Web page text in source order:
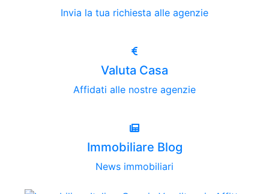
Invia la tua richiesta alle agenzie
Valuta Casa
Affidati alle nostre agenzie
Immobiliare Blog
News immobiliari